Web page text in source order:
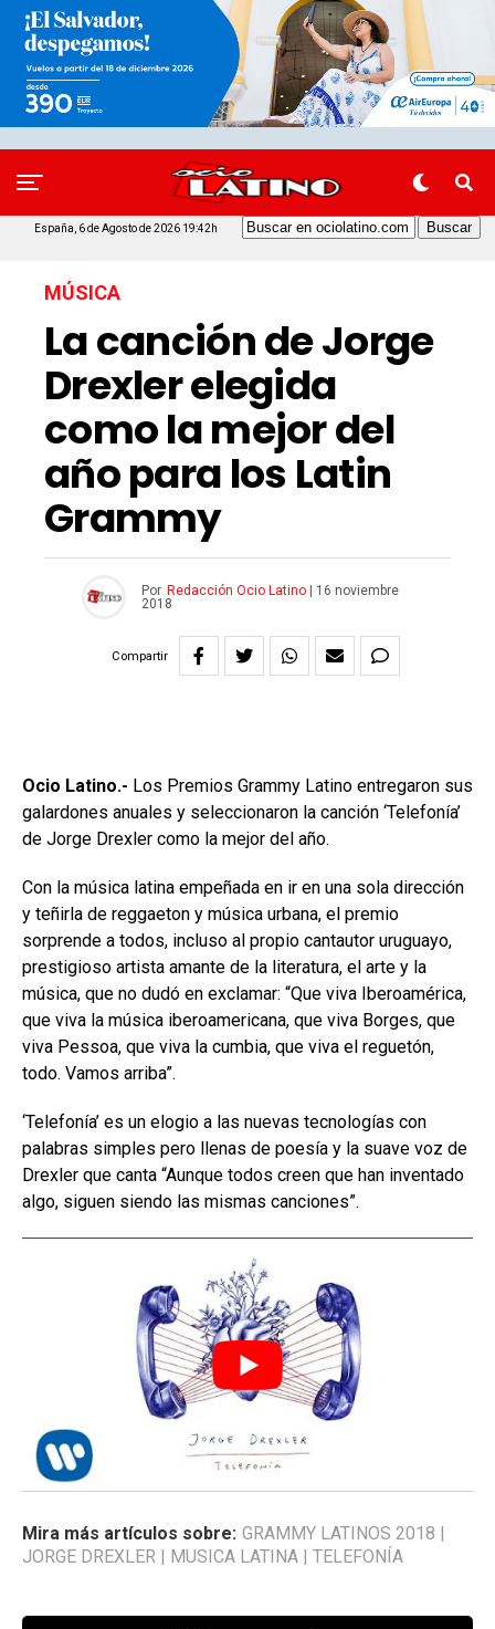
España, 6 de Agosto de 2026 19:42h
MÚSICA
La canción de Jorge
Drexler elegida
como la mejor del
año para los Latin
Grammy
Por Redacción Ocio Latino
16 noviembre
2018
Compartir
Ocio Latino.- Los Premios Grammy Latino entregaron sus
galardones anuales y seleccionaron la canción ‘Telefonía’
de Jorge Drexler como la mejor del año.
Con la música latina empeñada en ir en una sola dirección
y teñirla de reggaeton y música urbana, el premio
sorprende a todos, incluso al propio cantautor uruguayo,
prestigioso artista amante de la literatura, el arte y la
música, que no dudó en exclamar: “Que viva Iberoamérica,
que viva la música iberoamericana, que viva Borges, que
viva Pessoa, que viva la cumbia, que viva el reguetón,
todo. Vamos arriba”.
‘Telefonía’ es un elogio a las nuevas tecnologías con
palabras simples pero llenas de poesía y la suave voz de
Drexler que canta “Aunque todos creen que han inventado
algo, siguen siendo las mismas canciones”.
Mira más artículos sobre: GRAMMY LATINOS 2018 |
JORGE DREXLER | MUSICA LATINA | TELEFONÍA